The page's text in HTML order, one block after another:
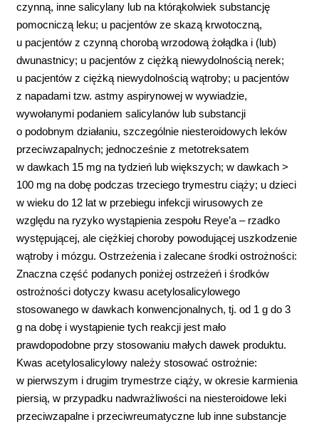
czynną, inne salicylany lub na którąkolwiek substancję
pomocniczą leku; u pacjentów ze skazą krwotoczną,
u pacjentów z czynną chorobą wrzodową żołądka i (lub)
dwunastnicy; u pacjentów z ciężką niewydolnością nerek;
u pacjentów z ciężką niewydolnością wątroby; u pacjentów
z napadami tzw. astmy aspirynowej w wywiadzie,
wywołanymi podaniem salicylanów lub substancji
o podobnym działaniu, szczególnie niesteroidowych leków
przeciwzapalnych; jednocześnie z metotreksatem
w dawkach 15 mg na tydzień lub większych; w dawkach >
100 mg na dobę podczas trzeciego trymestru ciąży; u dzieci
w wieku do 12 lat w przebiegu infekcji wirusowych ze
względu na ryzyko wystąpienia zespołu Reye’a – rzadko
występującej, ale ciężkiej choroby powodującej uszkodzenie
wątroby i mózgu. Ostrzeżenia i zalecane środki ostrożności:
Znaczna część podanych poniżej ostrzeżeń i środków
ostrożności dotyczy kwasu acetylosalicylowego
stosowanego w dawkach konwencjonalnych, tj. od 1 g do 3
g na dobę i wystąpienie tych reakcji jest mało
prawdopodobne przy stosowaniu małych dawek produktu.
Kwas acetylosalicylowy należy stosować ostrożnie:
w pierwszym i drugim trymestrze ciąży, w okresie karmienia
piersią, w przypadku nadwrażliwości na niesteroidowe leki
przeciwzapalne i przeciwreumatyczne lub inne substancje